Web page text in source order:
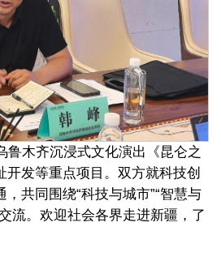
木齐沉浸式文化演出《昆仑之
开发等重点项目。双方就科技创
共同围绕“科技与城市”“智慧与
流。欢迎社会各界走进新疆，了